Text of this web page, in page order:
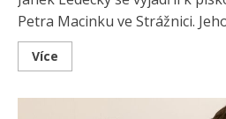
Petra Macinku ve Strážnici.
Více
more